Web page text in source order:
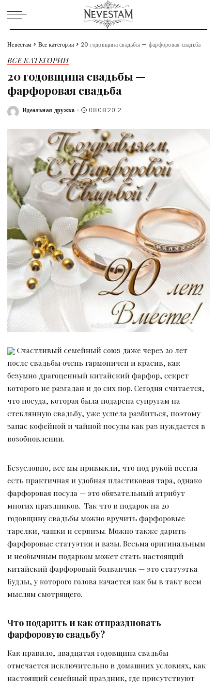
Невестам > Все категории > 20 годовщина свадьбы — фарфоровая свадьба
ВСЕ КАТЕГОРИИ
20 годовщина свадьбы —
фарфоровая свадьба
Posted
Идеальная дружка 08.08.2012
Счастливый семейный союз даже через 20 лет
после свадьбы очень гармоничен и красив, как
безумно драгоценный китайский фарфор, секрет
которого не разгадан и до сих пор. Сегодня считается,
что посуда, которая была подарена супругам на
стеклянную свадьбу, уже успела разбиться, поэтому
запас кофейной и чайной посуды как раз нуждается в
возобновлении.
Безусловно, все мы привыкли, что под рукой всегда
есть практичная и удобная пластиковая тара, однако
фарфоровая посуда — это обязательный атрибут
многих праздников. Так что в подарок на 20
годовщину свадьбы можно вручить фарфоровые
тарелки, чашки и сервизы. Можно также дарить
фарфоровые статуэтки и вазы. Весьма оригинальным
и необычным подарком может стать настоящий
китайский фарфоровый болванчик — это статуэтка
Будды, у которого голова качается как бы в такт всем
мыслям смотрящего.
Что подарить и как отпраздновать
фарфоровую свадьбу?
Как правило, двадцатая годовщина свадьбы
отмечается исключительно в домашних условиях, как
настоящий семейный праздник, где присутствуют